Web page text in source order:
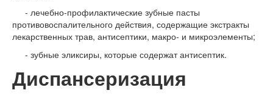
- лечебно-профилактические зубные пасты
противовоспалительного действия, содержащие экстракты
лекарственных трав, антисептики, макро- и микроэлементы;
- зубные эликсиры, которые содержат антисептик.
Диспансеризация